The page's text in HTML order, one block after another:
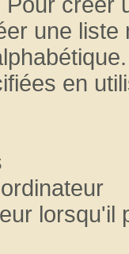
une
en
lorsqu'il